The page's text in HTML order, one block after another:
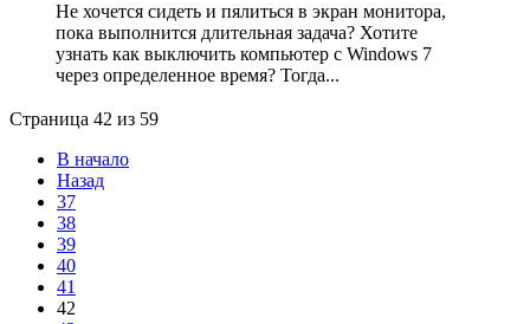
Не хочется сидеть и пялиться в экран монитора,
пока выполнится длительная задача? Хотите
узнать как выключить компьютер с Windows 7
через определенное время? Тогда...
Страница 42 из 59
В начало
Назад
37
38
39
40
41
42